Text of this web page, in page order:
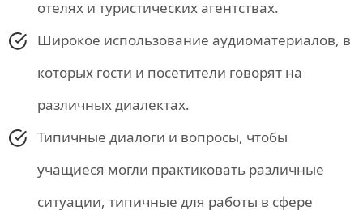
отелях и туристических агентствах.
Широкое использование аудиоматериалов, в
которых гости и посетители говорят на
различных диалектах.
Типичные диалоги и вопросы, чтобы
учащиеся могли практиковать различные
ситуации, типичные для работы в сфере